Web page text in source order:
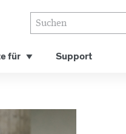
für Support